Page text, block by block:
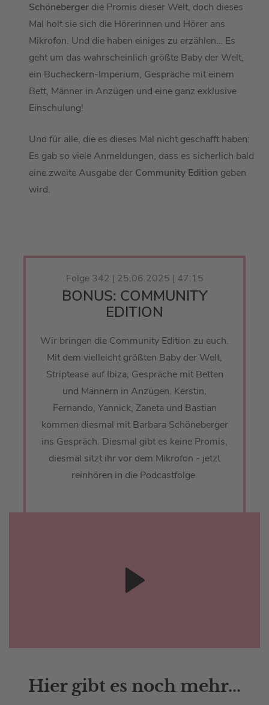
Schöneberger die Promis dieser Welt, doch dieses
Mal holt sie sich die Hörerinnen und Hörer ans
Mikrofon. Und die haben einiges zu erzählen… Es
geht um das wahrscheinlich größte Baby der Welt,
ein Bucheckern-Imperium, Gespräche mit einem
Bett, Männer in Anzügen und eine ganz exklusive
Einschulung!
Und für alle, die es dieses Mal nicht geschafft haben:
Es gab so viele Anmeldungen, dass es sicherlich bald
eine zweite Ausgabe der Community Edition geben
wird.
Folge 342 | 25.06.2025 | 47:15
BONUS: COMMUNITY
EDITION
Wir bringen die Community Edition zu euch.
Mit dem vielleicht größten Baby der Welt,
Striptease auf Ibiza, Gespräche mit Betten
und Männern in Anzügen. Kerstin,
Fernando, Yannick, Zaneta und Bastian
kommen diesmal mit Barbara Schöneberger
ins Gespräch. Diesmal gibt es keine Promis,
diesmal sitzt ihr vor dem Mikrofon - jetzt
reinhören in die Podcastfolge.
Hier gibt es noch mehr...